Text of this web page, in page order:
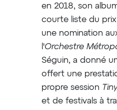
en 2018, son
courte liste du
une nomination
l'Orchestre
Séguin, a donné
offert une
propre session
et de festivals à